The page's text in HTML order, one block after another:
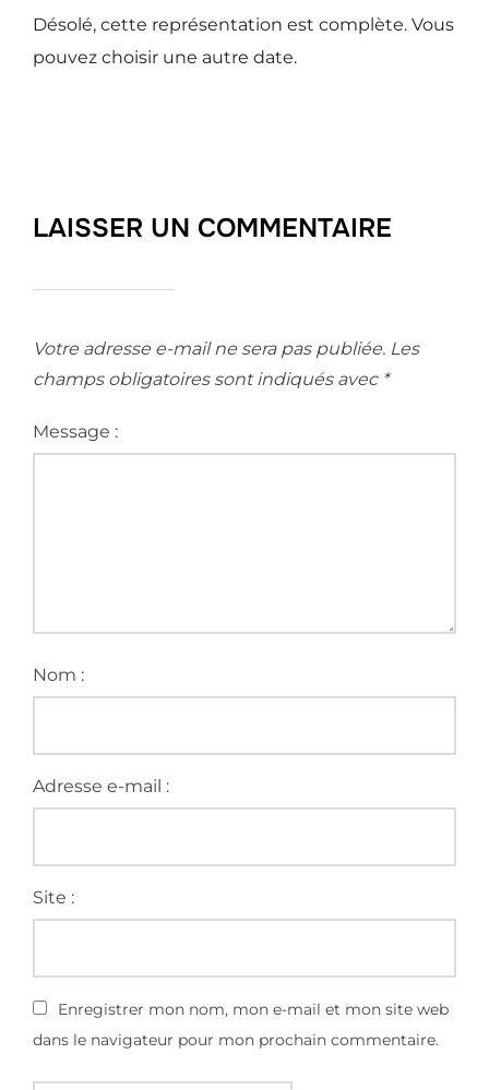
Désolé, cette représentation est complète. Vous
pouvez choisir une autre date.
LAISSER UN COMMENTAIRE
Votre adresse e-mail ne sera pas publiée. Les
champs obligatoires sont indiqués avec *
Message :
Nom :
Adresse e-mail :
Site :
Enregistrer mon nom, mon e-mail et mon site web
dans le navigateur pour mon prochain commentaire.